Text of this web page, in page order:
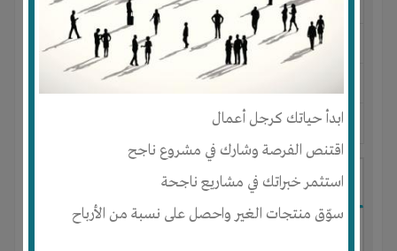
ابدأ حياتك كرجل أعمال
اقتنص الفرصة وشارك في مشروع ناجح
استثمر خبراتك في مشاريع ناجحة
سوّق منتجات الغير واحصل على نسبة من الأرباح
النوع :مشروع تجاري
العنوان : مصر -القاهرة-كل المناطق
يحتاج إلي :رأس المال
آخر نشاط :منذ 10 اشهر
شركه تطوير عقاري